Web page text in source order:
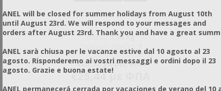
Βάρος: 5,00 Kg
Τεμάχια / Πακέτο:
€20,52 χωρίς ΦΠΑ
€25,44 με ΦΠΑ
ANEL will be closed for summer holidays from August 10th
until August 23rd. We will respond to your messages and
orders after August 23rd. Thank you and have a great
ANEL sarà chiusa per le vacanze estive dal 10 agosto al 23
agosto. Risponderemo ai vostri messaggi e ordini dopo il 23
agosto. Grazie e buona estate!
ANEL permanecerá cerrada por vacaciones de verano del 10